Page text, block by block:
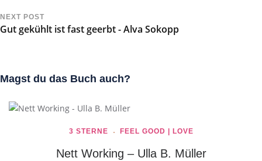
NEXT POST
Gut gekühlt ist fast geerbt - Alva Sokopp
Magst du das Buch auch?
3 STERNE FEEL GOOD | LOVE
Nett Working – Ulla B. Müller